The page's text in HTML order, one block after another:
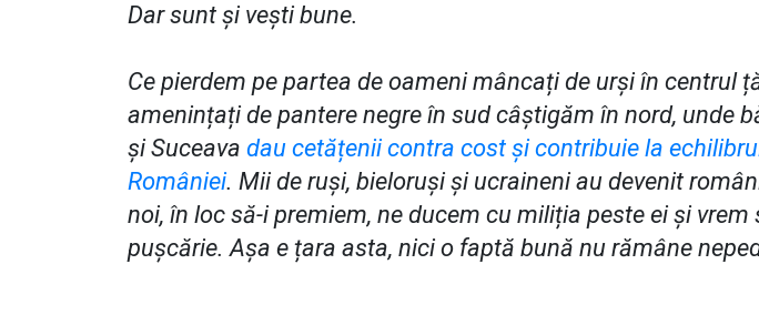
Dar sunt și vești bune.
Ce pierdem pe partea de oameni mâncați de urși în centrul
amenințați de pantere negre în sud câștigăm în nord, unde
și Suceava dau cetățenii contra cost și contribuie la
României. Mii de ruși, bieloruși și ucraineni au devenit
noi, în loc să-i premiem, ne ducem cu miliția peste ei și vrem
pușcărie. Așa e țara asta, nici o faptă bună nu rămâne